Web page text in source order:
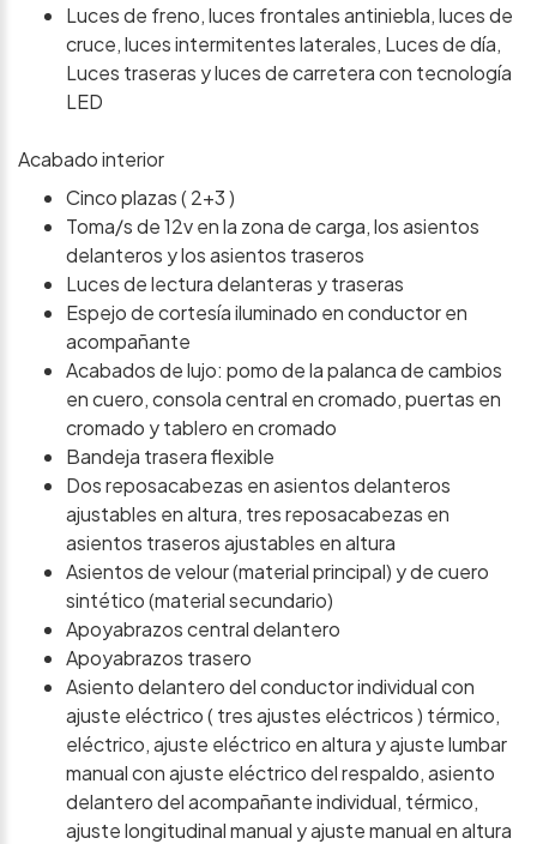
Luces de freno, luces frontales antiniebla, luces de
cruce, luces intermitentes laterales, Luces de día,
Luces traseras y luces de carretera con tecnología
LED
Acabado interior
Cinco plazas ( 2+3 )
Toma/s de 12v en la zona de carga, los asientos
delanteros y los asientos traseros
Luces de lectura delanteras y traseras
Espejo de cortesía iluminado en conductor en
acompañante
Acabados de lujo: pomo de la palanca de cambios
en cuero, consola central en cromado, puertas en
cromado y tablero en cromado
Bandeja trasera flexible
Dos reposacabezas en asientos delanteros
ajustables en altura, tres reposacabezas en
asientos traseros ajustables en altura
Asientos de velour (material principal) y de cuero
sintético (material secundario)
Apoyabrazos central delantero
Apoyabrazos trasero
Asiento delantero del conductor individual con
ajuste eléctrico ( tres ajustes eléctricos ) térmico,
eléctrico, ajuste eléctrico en altura y ajuste lumbar
manual con ajuste eléctrico del respaldo, asiento
delantero del acompañante individual, térmico,
ajuste longitudinal manual y ajuste manual en altura